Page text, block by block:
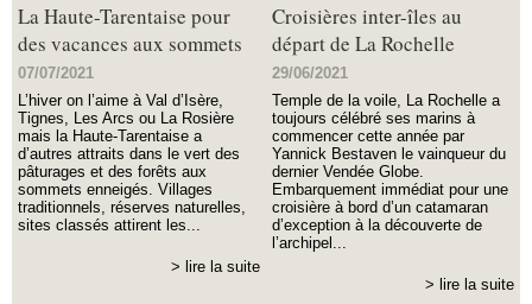
La Haute-Tarentaise pour
des vacances aux sommets
07/07/2021
L’hiver on l’aime à Val d’Isère,
Tignes, Les Arcs ou La Rosière
mais la Haute-Tarentaise a
d’autres attraits dans le vert des
pâturages et des forêts aux
sommets enneigés. Villages
traditionnels, réserves naturelles,
sites classés attirent les...
> lire la suite
Croisières inter-îles au
départ de La Rochelle
29/06/2021
Temple de la voile, La Rochelle a
toujours célébré ses marins à
commencer cette année par
Yannick Bestaven le vainqueur du
dernier Vendée Globe.
Embarquement immédiat pour une
croisière à bord d’un catamaran
d’exception à la découverte de
l’archipel...
> lire la suite